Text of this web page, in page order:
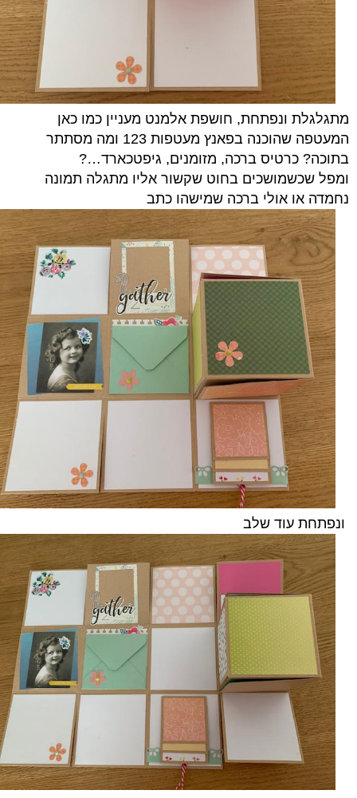
מתגלגלת ונפתחת, חושפת אלמנט מעניין כמו כאן
המעטפה שהוכנה בפאנץ מעטפות 123 ומה מסתתר
בתוכה? כרטיס ברכה, מזומנים, גיפטכארד…?
ומפל שכשמושכים בחוט שקשור אליו מתגלה תמונה
נחמדה או אולי ברכה שמישהו כתב
ונפתחת עוד שלב